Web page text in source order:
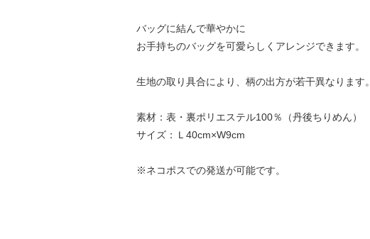
バッグに結んで華やかに
お手持ちのバッグを可愛らしくアレンジできます。
生地の取り具合により、柄の出方が若干異なります。
素材：表・裏ポリエステル100％（丹後ちりめん）
サイズ：Ｌ40cm×W9cm
※ネコポスでの発送が可能です。